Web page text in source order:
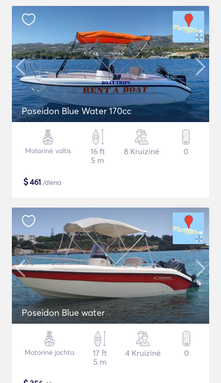
Poseidon Blue Water 170cc
Motorinė valtis
16 ft
5 m
8 Kruizinė 0
$461 /diena
Poseidon Blue water
Motorinė jachta
17 ft
5 m
4 Kruizinė 0